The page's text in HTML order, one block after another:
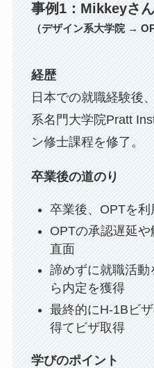
事例1：Mikkeyさ
（デザイン系大学院 →
経歴
日本での就職経験後
系名門大学院Pratt
ン修士課程を修了。
卒業後の道のり
卒業後、OPTを
OPTの承認遅延
直面
諦めずに就職活
ら内定を獲得
最終的にH-1Bビ
得てビザ取得
学びのポイント